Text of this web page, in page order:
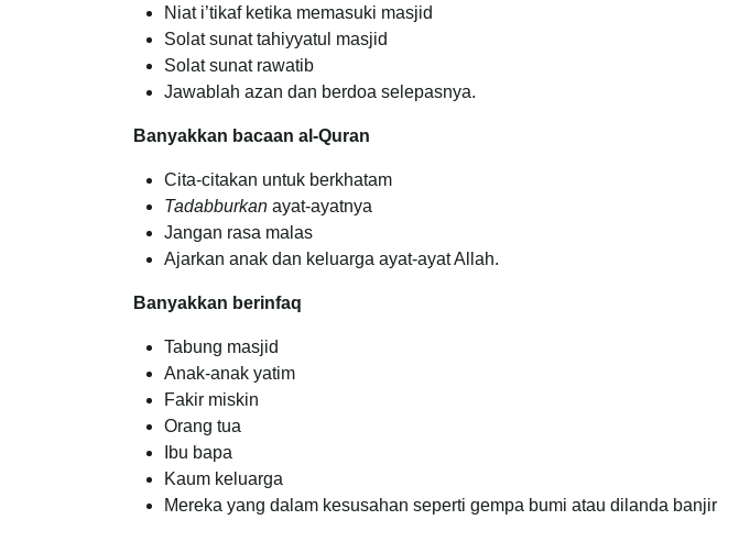
Niat i’tikaf ketika memasuki masjid
Solat sunat tahiyyatul masjid
Solat sunat rawatib
Jawablah azan dan berdoa selepasnya.
Banyakkan bacaan al-Quran
Cita-citakan untuk berkhatam
Tadabburkan ayat-ayatnya
Jangan rasa malas
Ajarkan anak dan keluarga ayat-ayat Allah.
Banyakkan berinfaq
Tabung masjid
Anak-anak yatim
Fakir miskin
Orang tua
Ibu bapa
Kaum keluarga
Mereka yang dalam kesusahan seperti gempa bumi atau dilanda banjir